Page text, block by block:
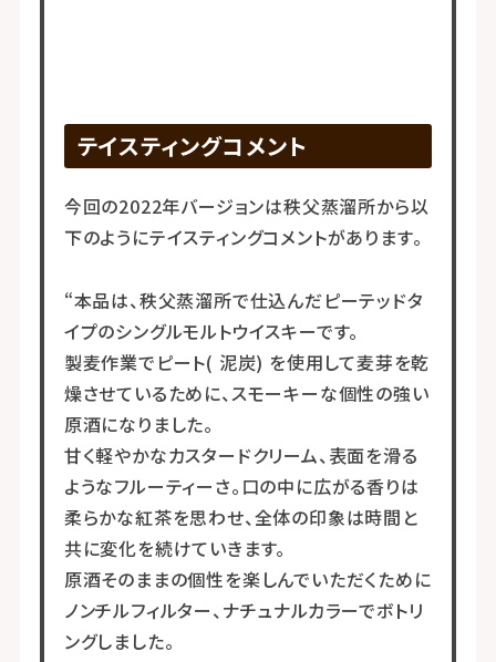
テイスティングコメント
今回の2022年バージョンは秩父蒸溜所から以
下のようにテイスティングコメントがあります。
“本品は、秩父蒸溜所で仕込んだピーテッドタ
イプのシングルモルトウイスキーです。
製麦作業でピート( 泥炭) を使用して麦芽を乾
燥させているために、スモーキーな個性の強い
原酒になりました。
甘く軽やかなカスタードクリーム、表面を滑る
ようなフルーティーさ。口の中に広がる香りは
柔らかな紅茶を思わせ、全体の印象は時間と
共に変化を続けていきます。
原酒そのままの個性を楽しんでいただくために
ノンチルフィルター、ナチュナルカラーでボトリ
ングしました。